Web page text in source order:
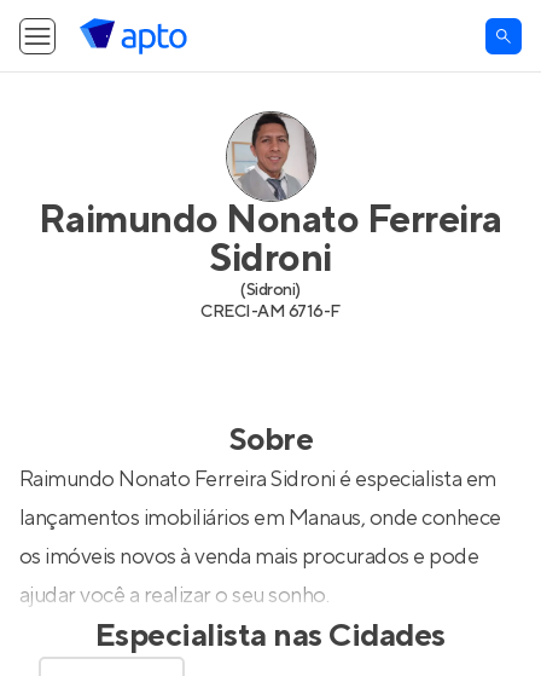
Raimundo Nonato Ferreira
Sidroni
(Sidroni)
CRECI-AM 6716-F
Sobre
Raimundo Nonato Ferreira Sidroni é especialista em
lançamentos imobiliários em Manaus, onde conhece
os imóveis novos à venda mais procurados e pode
ajudar você a realizar o seu sonho.
Especialista nas Cidades